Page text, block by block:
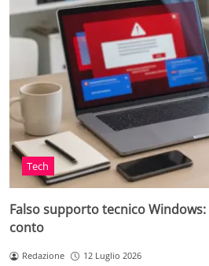
Tech
Falso supporto tecnico
conto
Redazione 12 Luglio 2026